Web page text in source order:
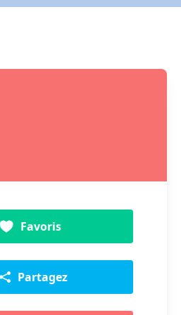
Favoris
Partagez